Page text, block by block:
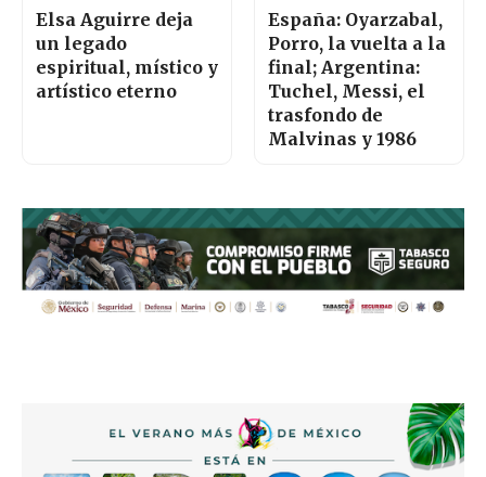
Elsa Aguirre deja
un legado
espiritual, místico y
artístico eterno
España: Oyarzabal,
Porro, la vuelta a la
final; Argentina:
Tuchel, Messi, el
trasfondo de
Malvinas y 1986